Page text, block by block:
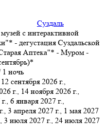
Суздаль
с интерактивной
- дегустация Суздальской
Аптека"* - Муром -
1 ночь
сентября 2026 г.,
г., 14 ноября 2026 г.,
, 6 января 2027 г.,
3 апреля 2027 г., 1 мая 2027
3 июля 2027 г., 24 июля 2027